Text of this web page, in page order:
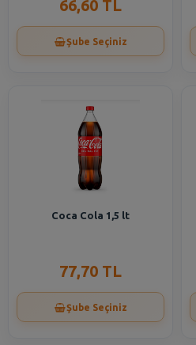
66,60 TL
Şube Seçiniz
Coca Cola 1,5 lt
77,70 TL
Şube Seçiniz